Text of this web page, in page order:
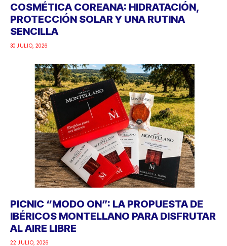
COSMÉTICA COREANA: HIDRATACIÓN,
PROTECCIÓN SOLAR Y UNA RUTINA
SENCILLA
30 JULIO, 2026
PICNIC “MODO ON”: LA PROPUESTA DE
IBÉRICOS MONTELLANO PARA DISFRUTAR
AL AIRE LIBRE
22 JULIO, 2026